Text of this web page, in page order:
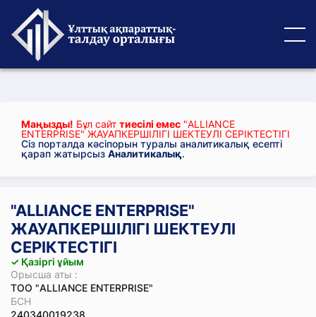
Маңызды! Бұл сайт тиесілі емес "ALLIANCE
ENTERPRISE" ЖАУАПКЕРШІЛІГІ ШЕКТЕУЛІ СЕРІКТЕСТІГІ
Сіз порталда кәсіпорын туралы аналитикалық есепті
қарап жатырсыз Аналитикалық.
"ALLIANCE ENTERPRISE"
ЖАУАПКЕРШІЛІГІ ШЕКТЕУЛІ
СЕРІКТЕСТІГІ
✓ Қазіргі ұйым
Орысша аты :
ТОО "ALLIANCE ENTERPRISE"
БСН
240340019238